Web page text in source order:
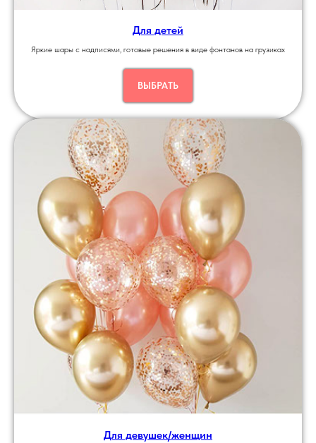
Для детей
Яркие шары с надписями, готовые решения в виде фонтанов на грузиках
ВЫБРАТЬ
Для девушек/женщин